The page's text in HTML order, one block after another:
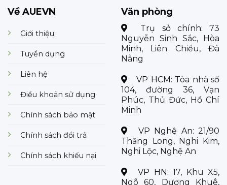
Về AUEVN
Giới thiệu
Tuyển dụng
Liên hệ
Điều khoản sử dụng
Chính sách bảo mật
Chính sách đổi trả
Chính sách khiếu nại
Văn phòng
Trụ sở chính: 73
Nguyễn Sinh Sắc, Hòa
Minh, Liên Chiểu, Đà
Nẵng
VP HCM: Tòa nhà số
104, đường 36, Vạn
Phúc, Thủ Đức, Hồ Chí
Minh
VP Nghệ An: 21/90
Thăng Long, Nghi Kim,
Nghi Lộc, Nghệ An
VP HN:17, Khu X5,
Ngõ 60, Dương Khuê,